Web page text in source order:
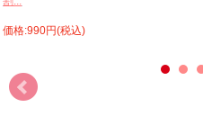
価格:990円(税込)